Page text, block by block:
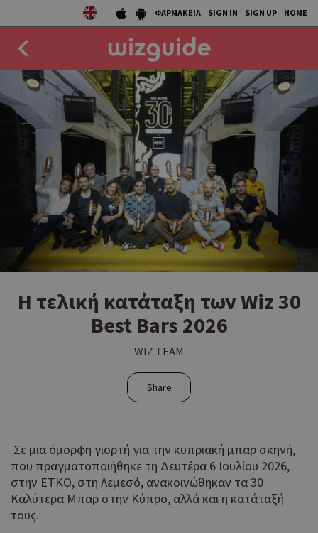
ΦΑΡΜΑΚΕΙΑ SIGN IN SIGN UP HOME
EAT
DRINK
50 BEST
AGENDA
COLLECTIONS
STORIES
Η τελική κατάταξη των Wiz 30
Best Bars 2026
WIZ TEAM
Share
Σε μια όμορφη γιορτή για την κυπριακή μπαρ σκηνή,
που πραγματοποιήθηκε τη Δευτέρα 6 Ιουλίου 2026,
στην ΕΤΚΟ, στη Λεμεσό, ανακοινώθηκαν τα 30
Καλύτερα Μπαρ στην Κύπρο, αλλά και η κατάταξή
τους.